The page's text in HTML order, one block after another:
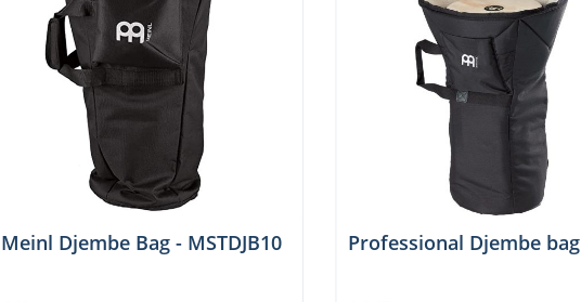
Meinl Djembe Bag - MSTDJB10 Professional Djembe bag